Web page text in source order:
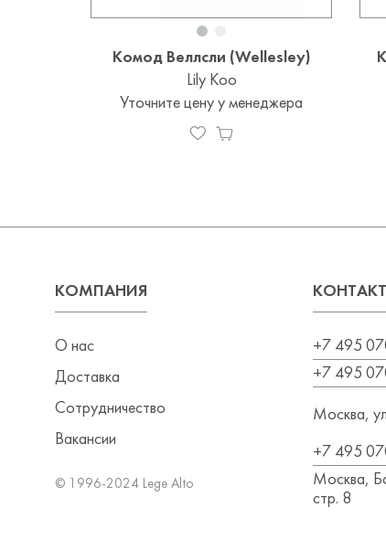
Комод Веллсли (Wellesley)
Lily Koo
Уточните цену у менеджера
КОМПАНИЯ
О нас
Доставка
Сотрудничество
Вакансии
© 1996-2024 Lege Alto
+7 495
+7 495
Москва,
+7 495
Москва,
стр. 8